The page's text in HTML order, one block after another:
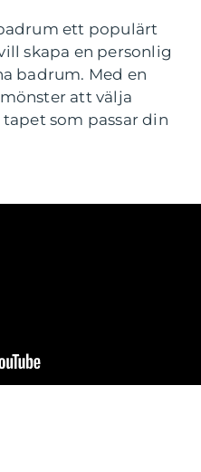
ett populärt
skapa en personlig
badrum. Med en
att välja
som passar din